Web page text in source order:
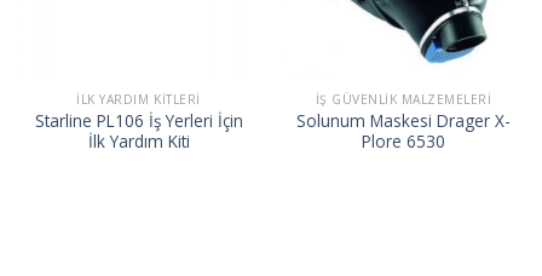
İLK YARDIM KITLERI
Starline PL106 İş Yerleri İçin
İlk Yardım Kiti
İŞ GÜVENLIK MALZEMELERI
Solunum Maskesi Drager X-
Plore 6530